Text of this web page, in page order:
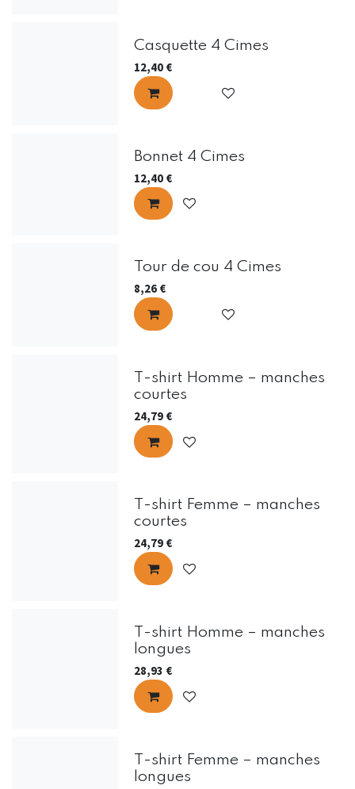
Casquette 4 Cimes
12,40 €
Bonnet 4 Cimes
12,40 €
Tour de cou 4 Cimes
8,26 €
T-shirt Homme – manches
courtes
24,79 €
T-shirt Femme – manches
courtes
24,79 €
T-shirt Homme – manches
longues
28,93 €
T-shirt Femme – manches
longues